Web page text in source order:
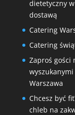
dietetyczny
dostawą
Catering
Catering
Zaproś gości
Warszawa
Chcesz być
chleb na